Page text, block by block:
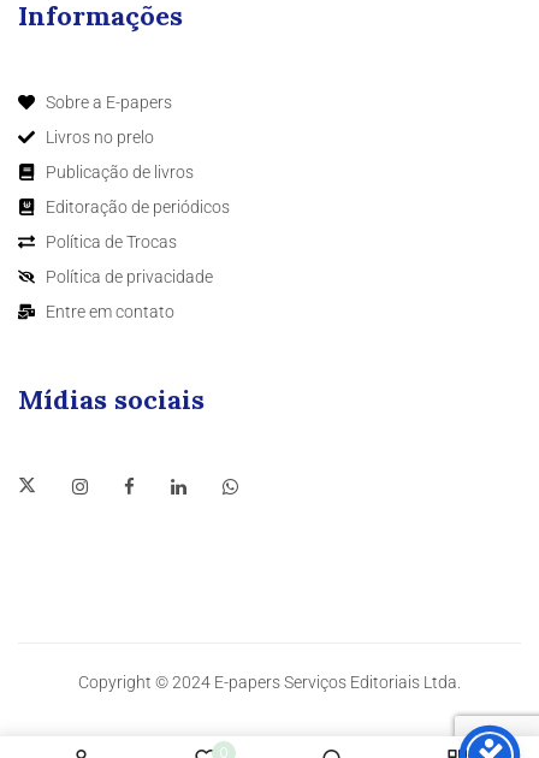
0
Informações
Sobre a E-papers
Livros no prelo
Publicação de livros
Editoração de periódicos
Política de Trocas
Política de privacidade
Entre em contato
Mídias sociais
Copyright © 2024 E-papers Serviços Editoriais Ltda.